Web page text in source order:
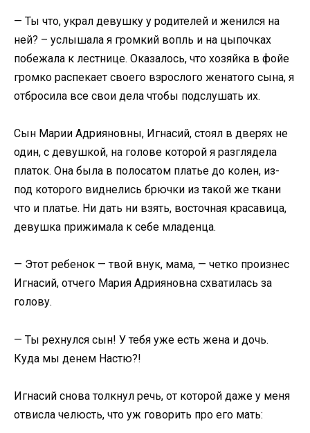
— Ты что, украл девушку у родителей и женился на
ней? – услышала я громкий вопль и на цыпочках
побежала к лестнице. Оказалось, что хозяйка в фойе
громко распекает своего взрослого женатого сына, я
отбросила все свои дела чтобы подслушать их.
Сын Марии Адрияновны, Игнасий, стоял в дверях не
один, с девушкой, на голове которой я разглядела
платок. Она была в полосатом платье до колен, из-
под которого виднелись брючки из такой же ткани
что и платье. Ни дать ни взять, восточная красавица,
девушка прижимала к себе младенца.
— Этот ребенок — твой внук, мама, — четко произнес
Игнасий, отчего Мария Адрияновна схватилась за
голову.
— Ты рехнулся сын! У тебя уже есть жена и дочь.
Куда мы денем Настю?!
Игнасий снова толкнул речь, от которой даже у меня
отвисла челюсть, что уж говорить про его мать: